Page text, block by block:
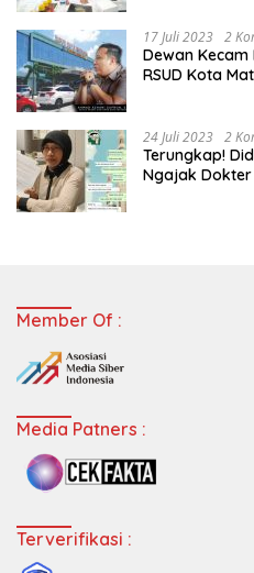
17 Juli 2023 2
Dewan
RSUD Kota
24 Juli 2023 2
Terungkap!
Ngajak Dokter
Member Of :
Media Patners :
Terverifikasi :